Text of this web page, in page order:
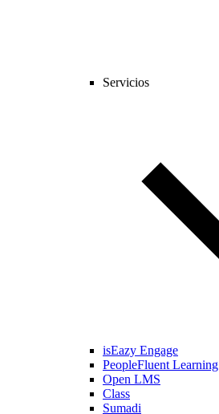
Servicios
isEazy Engage
PeopleFluent Learning
Open LMS
Class
Sumadi